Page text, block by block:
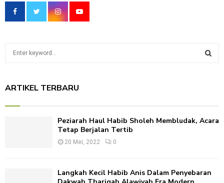
c
H
ARTIKEL TERBARU
Peziarah Haul Habib Sholeh Membludak, Acara
Tetap Berjalan Tertib
20 Mei, 2022 0
Langkah Kecil Habib Anis Dalam Penyebaran